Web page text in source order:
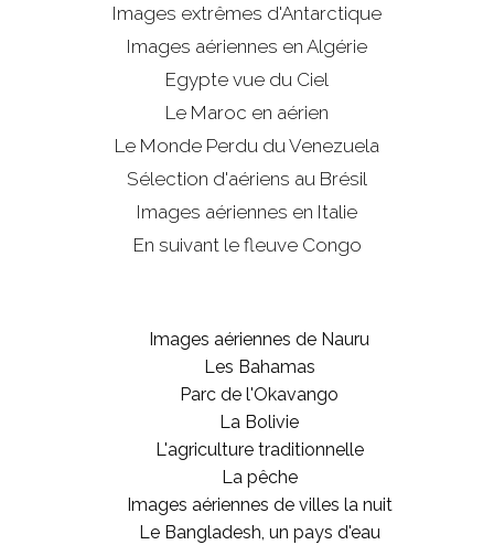
Images extrêmes d'Antarctique
Images aériennes en Algérie
Egypte vue du Ciel
Le Maroc en aérien
Le Monde Perdu du Venezuela
Sélection d'aériens au Brésil
Images aériennes en Italie
En suivant le fleuve Congo
Images aériennes de Nauru
Les Bahamas
Parc de l'Okavango
La Bolivie
L'agriculture traditionnelle
La pêche
Images aériennes de villes la nuit
Le Bangladesh, un pays d'eau